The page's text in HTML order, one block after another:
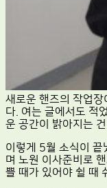
새로운 핸즈의 작업장
다. 여는 글에서도 적
운 공간이 밝아지는
이렇게 5월 소식이 끝
며 노원 이사준비로
쁠 때가 있어야 쉴 때